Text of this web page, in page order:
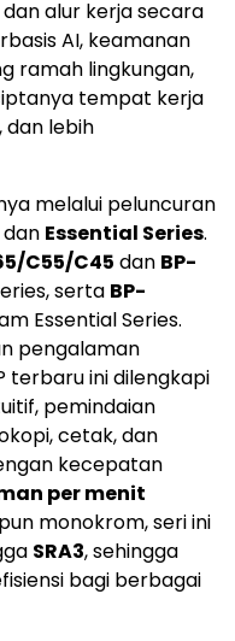
alur kerja secara
AI, keamanan
ramah lingkungan,
tempat kerja
dan lebih
melalui peluncuran
dan Essential Series.
C55/C45 dan BP-
serta BP-
Essential Series.
pengalaman
terbaru ini dilengkapi
pemindaian
cetak, dan
kecepatan
per menit
monokrom, seri ini
SRA3, sehingga
bagi berbagai